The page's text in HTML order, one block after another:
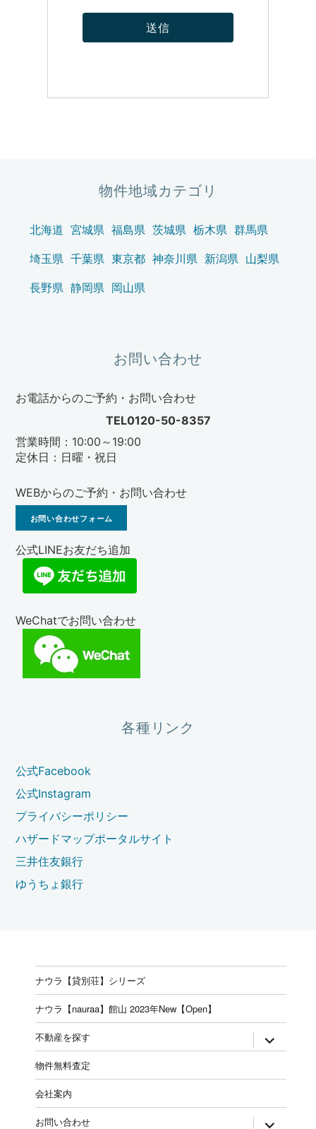
物件地域カテゴリ
北海道 宮城県 福島県 茨城県 栃木県 群馬県
埼玉県 千葉県 東京都 神奈川県 新潟県 山梨県
長野県 静岡県 岡山県
お問い合わせ
お電話からのご予約・お問い合わせ
TEL0120-50-8357
営業時間：10:00～19:00
定休日：日曜・祝日
WEBからのご予約・お問い合わせ
お問い合わせフォーム
公式LINEお友だち追加
WeChatでお問い合わせ
各種リンク
公式Facebook
公式Instagram
プライバシーポリシー
ハザードマップポータルサイト
三井住友銀行
ゆうちょ銀行
ナウラ【貸別荘】シリーズ
ナウラ【nauraa】館山 2023年New【Open】
不動産を探す expand
child
物件無料査定
会社案内
お問い合わせ expand